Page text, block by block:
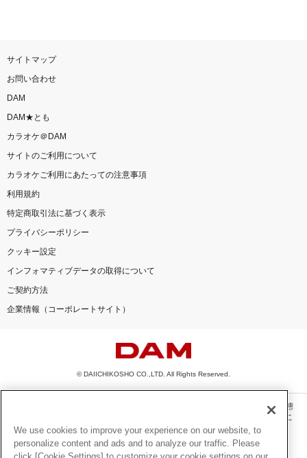
サイトマップ
お問い合わせ
DAM
DAM★とも
カラオケ＠DAM
サイトのご利用について
カラオケご利用にあたっての注意事項
利用規約
特定商取引法に基づく表示
プライバシーポリシー
クッキー設定
インフォマティブデータの取得について
ご契約方法
企業情報（コーポレートサイト）
© DAIICHIKOSHO CO.,LTD. All Rights Reserved.
このサイトに掲載されている一切の文章・画像・写真・動画・音声等を、手段や形態
を問わず、著作権法の定める範囲を超えて無断で複製、転載、ファイル化などするこ
とを禁じます。
楽曲及びコンテンツは、機種によりご利用いただけない場合があります。
We use cookies to improve your experience on our website, to
personalize content and ads and to analyze our traffic. Please